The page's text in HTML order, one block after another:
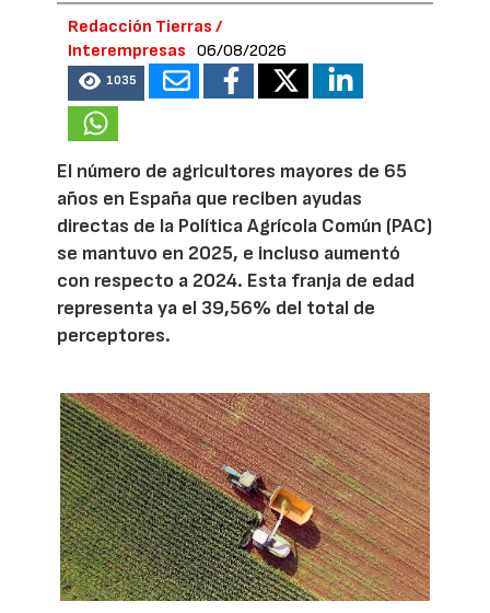
Redacción Tierras /
Interempresas
06/08/2026
1035
El número de agricultores mayores de 65
años en España que reciben ayudas
directas de la Política Agrícola Común (PAC)
se mantuvo en 2025, e incluso aumentó
con respecto a 2024. Esta franja de edad
representa ya el 39,56% del total de
perceptores.